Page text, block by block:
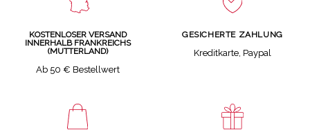
KOSTENLOSER VERSAND
INNERHALB FRANKREICHS
(MUTTERLAND)
Ab 50 € Bestellwert
GESICHERTE ZAHLUNG
Kreditkarte, Paypal